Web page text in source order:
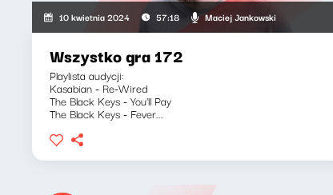
10 kwietnia 2024 57:18 Maciej Jankowski
Wszystko gra 172
Playlista audycji:
Kasabian - Re-Wired
The Black Keys - You'll Pay
The Black Keys - Fever...